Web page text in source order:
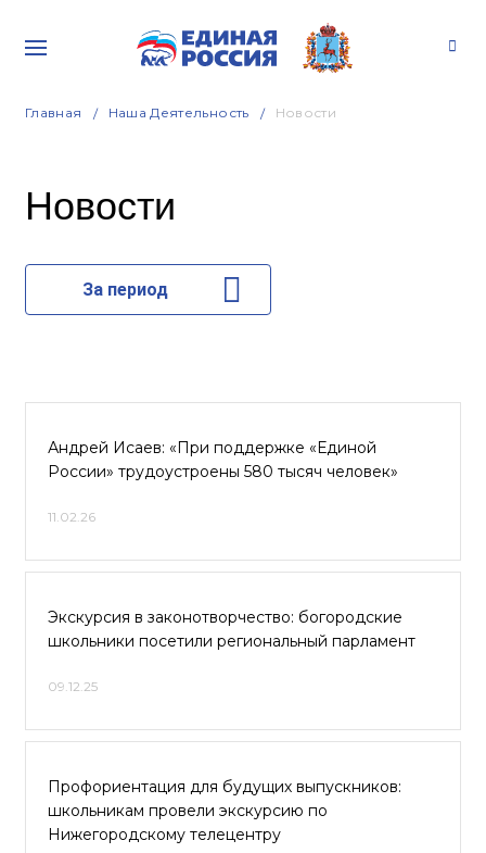
Главная Наша Деятельность Новости
Новости
За период
Андрей Исаев: «При поддержке «Единой
России» трудоустроены 580 тысяч человек»
11.02.26
Экскурсия в законотворчество: богородские
школьники посетили региональный парламент
09.12.25
Профориентация для будущих выпускников:
школьникам провели экскурсию по
Нижегородскому телецентру